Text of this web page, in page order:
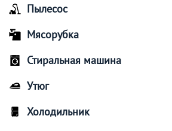
Пылесос
Мясорубка
Стиральная машина
Утюг
Холодильник